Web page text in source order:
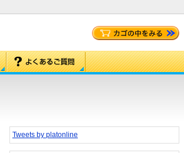
Tweets by platonline